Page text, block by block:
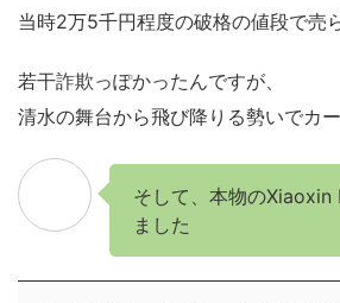
当時2万5千円程度の破格の値段で売
若干詐欺っぽかったんですが、
清水の舞台から飛び降りる勢いでカ
そして、本物のXiaoxin
ました